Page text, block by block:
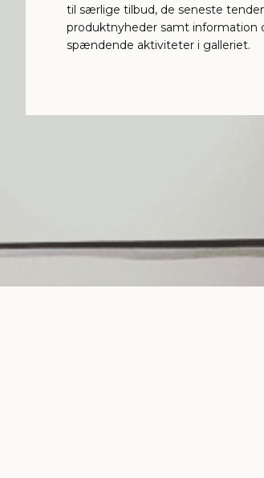
til særlige tilbud, de seneste
produktnyheder samt information
spændende aktiviteter i galleriet.